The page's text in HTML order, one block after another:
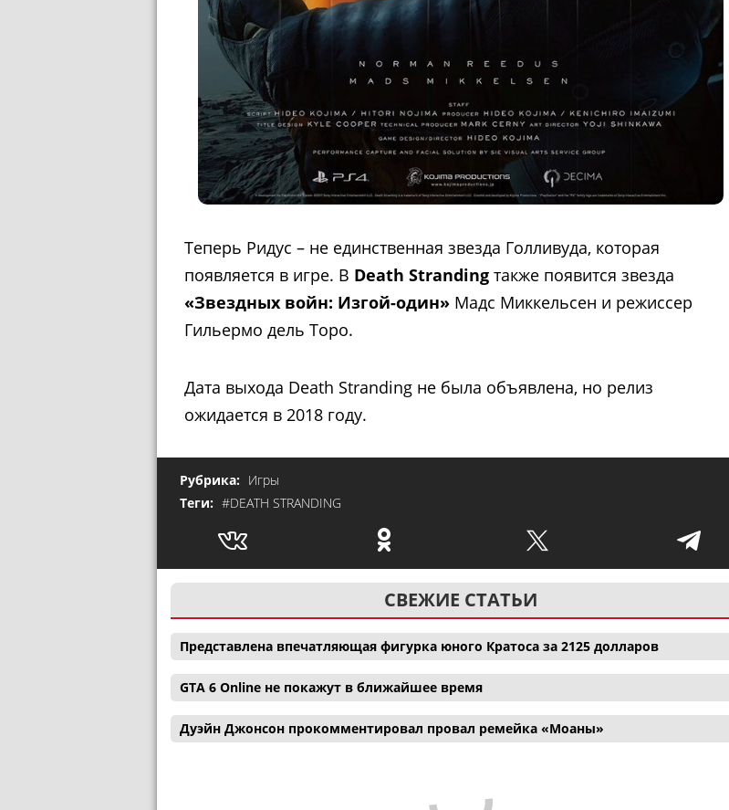
Теперь Ридус – не единственная звезда Голливуда, которая
появляется в игре. В Death Stranding также появится звезда
«Звездных войн: Изгой-один» Мадс Миккельсен и режиссер
Гильермо дель Торо.
Дата выхода Death Stranding не была объявлена, но релиз
ожидается в 2018 году.
Рубрика: Игры
Теги: #DEATH STRANDING
СВЕЖИЕ СТАТЬИ
Представлена впечатляющая фигурка юного Кратоса за 2125 долларов
GTA 6 Online не покажут в ближайшее время
Дуэйн Джонсон прокомментировал провал ремейка «Моаны»